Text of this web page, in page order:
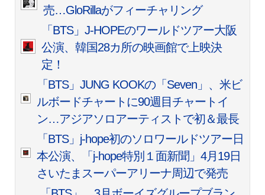
売…GloRillaがフィーチャリング
「BTS」J-HOPEのワールドツアー大阪
公演、韓国28カ所の映画館で上映決
定！
「BTS」JUNG KOOKの「Seven」、米ビ
ルボードチャートに90週目チャートイ
ン…アジアソロアーティストで初＆最長
「BTS」j-hope初のソロワールドツアー日
本公演、「j-hope特別１面新聞」4月19日
さいたまスーパーアリーナ周辺で発売